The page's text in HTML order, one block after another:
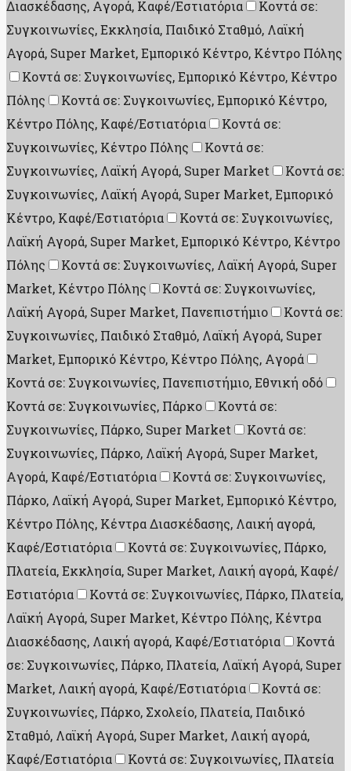
Διασκέδασης, Aγορά, Καφέ/Εστιατόρια
Κοντά σε:
Συγκοινωνίες, Εκκλησία, Παιδικό Σταθμό, Λαϊκή
Αγορά, Super Market, Εμπορικό Κέντρο, Κέντρο Πόλης
Κοντά σε: Συγκοινωνίες, Εμπορικό Κέντρο, Κέντρο
Πόλης
Κοντά σε: Συγκοινωνίες, Εμπορικό Κέντρο,
Κέντρο Πόλης, Καφέ/Εστιατόρια
Κοντά σε:
Συγκοινωνίες, Κέντρο Πόλης
Κοντά σε:
Συγκοινωνίες, Λαϊκή Αγορά, Super Market
Κοντά σε:
Συγκοινωνίες, Λαϊκή Αγορά, Super Market, Εμπορικό
Κέντρο, Καφέ/Εστιατόρια
Κοντά σε: Συγκοινωνίες,
Λαϊκή Αγορά, Super Market, Εμπορικό Κέντρο, Κέντρο
Πόλης
Κοντά σε: Συγκοινωνίες, Λαϊκή Αγορά, Super
Market, Κέντρο Πόλης
Κοντά σε: Συγκοινωνίες,
Λαϊκή Αγορά, Super Market, Πανεπιστήμιο
Κοντά σε:
Συγκοινωνίες, Παιδικό Σταθμό, Λαϊκή Αγορά, Super
Market, Εμπορικό Κέντρο, Κέντρο Πόλης, Aγορά
Κοντά σε: Συγκοινωνίες, Πανεπιστήμιο, Εθνική οδό
Κοντά σε: Συγκοινωνίες, Πάρκο
Κοντά σε:
Συγκοινωνίες, Πάρκο, Super Market
Κοντά σε:
Συγκοινωνίες, Πάρκο, Λαϊκή Αγορά, Super Market,
Aγορά, Καφέ/Εστιατόρια
Κοντά σε: Συγκοινωνίες,
Πάρκο, Λαϊκή Αγορά, Super Market, Εμπορικό Κέντρο,
Κέντρο Πόλης, Κέντρα Διασκέδασης, Λαική αγορά,
Καφέ/Εστιατόρια
Κοντά σε: Συγκοινωνίες, Πάρκο,
Πλατεία, Εκκλησία, Super Market, Λαική αγορά, Καφέ/
Εστιατόρια
Κοντά σε: Συγκοινωνίες, Πάρκο, Πλατεία,
Λαϊκή Αγορά, Super Market, Κέντρο Πόλης, Κέντρα
Διασκέδασης, Λαική αγορά, Καφέ/Εστιατόρια
Κοντά
σε: Συγκοινωνίες, Πάρκο, Πλατεία, Λαϊκή Αγορά, Super
Market, Λαική αγορά, Καφέ/Εστιατόρια
Κοντά σε:
Συγκοινωνίες, Πάρκο, Σχολείο, Πλατεία, Παιδικό
Σταθμό, Λαϊκή Αγορά, Super Market, Λαική αγορά,
Καφέ/Εστιατόρια
Κοντά σε: Συγκοινωνίες, Πλατεία